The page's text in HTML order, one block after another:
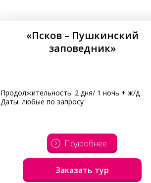
«Псков – Пушкинский
заповедник»
Продолжительность: 2 дня/ 1 ночь + ж/д
Даты: любые по запросу
Подробнее
Заказать тур